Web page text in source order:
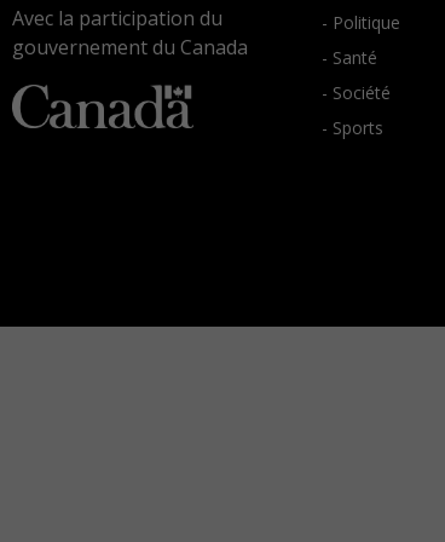
Avec la participation du
gouvernement du Canada
- Politique
- Santé
- Société
- Sports